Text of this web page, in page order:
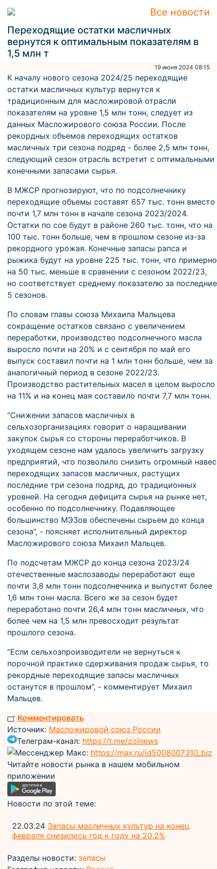
Все новости
Переходящие остатки масличных
вернутся к оптимальным показателям в
1,5 млн т
19 июня 2024 08:15
К началу нового сезона 2024/25 переходящие
остатки масличных культур вернутся к
традиционным для масложировой отрасли
показателям на уровне 1,5 млн тонн, следует из
данных Масложирового союза России. После
рекордных объемов переходящих остатков
масличных три сезона подряд - более 2,5 млн тонн,
следующий сезон отрасль встретит с оптимальными
конечными запасами сырья.
В МЖСР прогнозируют, что по подсолнечнику
переходящие объемы составят 657 тыс. тонн вместо
почти 1,7 млн тонн в начале сезона 2023/2024.
Остатки по сое будут в районе 260 тыс. тонн, что на
100 тыс. тонн больше, чем в прошлом сезоне из-за
рекордного урожая. Конечные запасы рапса и
рыжика будут на уровне 225 тыс. тонн, что примерно
на 50 тыс. меньше в сравнении с сезоном 2022/23,
но соответствует среднему показателю за последние
5 сезонов.
По словам главы союза Михаила Мальцева
сокращение остатков связано с увеличением
переработки, производство подсолнечного масла
выросло почти на 20% и с сентября по май его
выпуск составил почти на 1 млн тонн больше, чем за
аналогичный период в сезоне 2022/23.
Производство растительных масел в целом выросло
на 11% и на конец мая составило почти 7,7 млн тонн.
“Снижении запасов масличных в
сельхозорганизациях говорит о наращивании
закупок сырья со стороны переработчиков. В
уходящем сезоне нам удалось увеличить загрузку
предприятий, что позволило снизить огромный навес
переходящих запасов масличных, растущих
последние три сезона подряд, до традиционных
уровней. На сегодня дефицита сырья на рынке нет,
особенно по подсолнечнику. Подавляющее
большинство МЭЗов обеспечены сырьем до конца
сезона”, - поясняет исполнительный директор
Масложирового союза Михаил Мальцев.
По подсчетам МЖСР до конца сезона 2023/24
отечественные маслозаводы переработают еще
почти 3,8 млн тонн подсолнечника и выпустят более
1,6 млн тонн масла. Всего же за сезон будет
переработано почти 26,4 млн тонн масличных, что
более чем на 1,5 млн превосходит результат
прошлого сезона.
“Если сельхозпроизводители не вернуться к
порочной практике сдерживания продаж сырья, то
рекордные переходящие запасы масличных
останутся в прошлом”, - комментирует Михаил
Мальцев.
Комментировать
Источник: Масложировой союз России
Телеграм-канал: https://t.me/zolnews
Мессенджер Макс: https://max.ru/id5008007310_biz
Читайте новости рынка в нашем мобильном
приложении
Новости по этой теме:
22.03.24 Запасы масличных культур на конец
февраля снизились год к году на 20,2%
Разделы новости: запасы